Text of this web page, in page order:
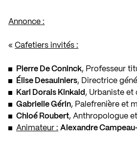
Annonce :
«Cafetiers invités :
Pierre De Coninck, Professeur
Élise Desaulniers, Directrice
Karl Dorais Kinkaid , Urbaniste et
Gabrielle Gérin, Palefrenière et
Chloé Roubert, Anthropologue
Animateur : Alexandre